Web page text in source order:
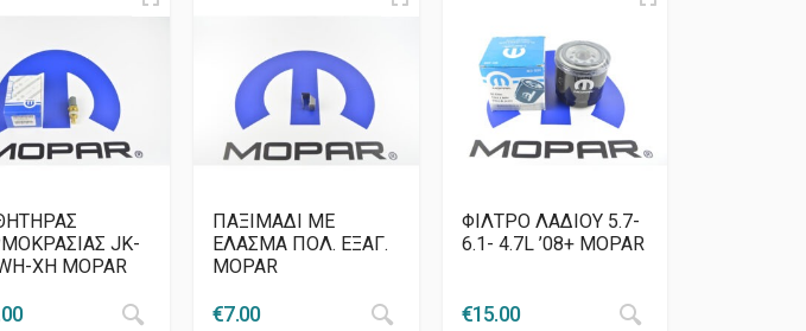
JK-
XH MOPAR
ΠΑΞΙΜΑΔΙ ΜΕ
ΕΛΑΣΜΑ ΠΟΛ. ΕΞΑΓ.
MOPAR
€7.00
ΦΙΛΤΡΟ ΛΑΔΙΟΥ 5.7-
6.1- 4.7L ’08+ MOPAR
€15.00